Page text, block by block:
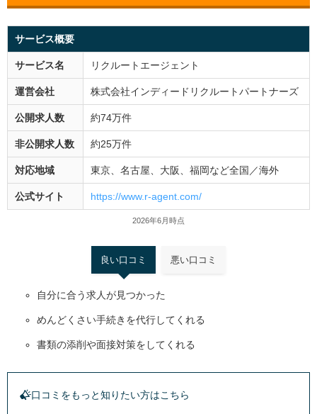
サービス概要
サービス名 リクルートエージェント
運営会社 株式会社インディードリクルートパートナーズ
公開求人数 約74万件
非公開求人数 約25万件
対応地域 東京、名古屋、大阪、福岡など全国／海外
公式サイト https://www.r-agent.com/
2026年6月時点
良い口コミ 悪い口コミ
自分に合う求人が見つかった
めんどくさい手続きを代行してくれる
書類の添削や面接対策をしてくれる
口コミをもっと知りたい方はこちら